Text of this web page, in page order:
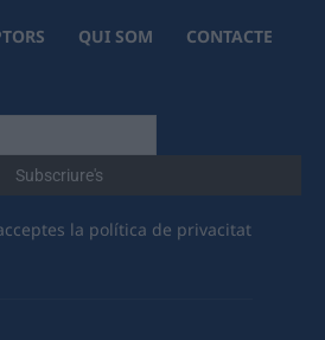
QUI SOM
CONTACTE
la política de privacitat